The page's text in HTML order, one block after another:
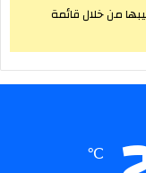
من خلال قائمة
℃